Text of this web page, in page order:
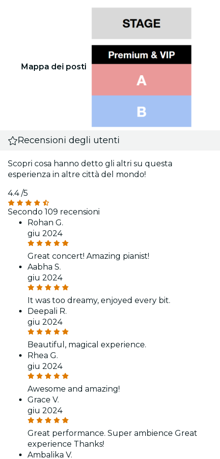
Mappa dei posti
Recensioni degli utenti
Scopri cosa hanno detto gli altri su questa
esperienza in altre città del mondo!
4.4/5
Secondo 109 recensioni
Rohan G.
giu 2024
Great concert! Amazing pianist!
Aabha S.
giu 2024
It was too dreamy, enjoyed every bit.
Deepali R.
giu 2024
Beautiful, magical experience.
Rhea G.
giu 2024
Awesome and amazing!
Grace V.
giu 2024
Great performance. Super ambience Great
experience Thanks!
Ambalika V.